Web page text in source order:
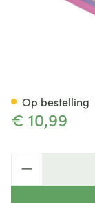
€ 10,99
Op bestelling